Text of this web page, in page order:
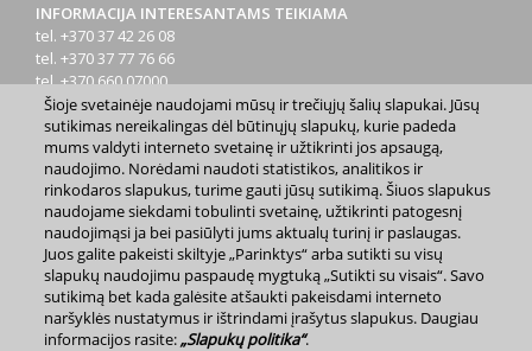
INFORMACIJA INTERESANTAMS TEIKIAMA
tel. +370 37 42 26 08
tel. +370 37 77 76 66
tel. +370 660 07000
el. p.info@kaunas.lt
2023 m. Kauno miesto savivaldybė. Kopijuoti ir platinti
www.kaunas.lt skelbiamą informaciją be autorių sutikimo draudžiama.
Svetainės žemėlapis »
Šioje svetainėje naudojami mūsų ir trečiųjų šalių slapukai. Jūsų
sutikimas nereikalingas dėl būtinųjų slapukų, kurie padeda
mums valdyti interneto svetainę ir užtikrinti jos apsaugą,
naudojimo. Norėdami naudoti statistikos, analitikos ir
rinkodaros slapukus, turime gauti jūsų sutikimą. Šiuos slapukus
naudojame siekdami tobulinti svetainę, užtikrinti patogesnį
naudojimąsi ja bei pasiūlyti jums aktualų turinį ir paslaugas.
Juos galite pakeisti skiltyje „Parinktys“ arba sutikti su visų
slapukų naudojimu paspaudę mygtuką „Sutikti su visais“. Savo
sutikimą bet kada galėsite atšaukti pakeisdami interneto
naršyklės nustatymus ir ištrindami įrašytus slapukus. Daugiau
informacijos rasite:„Slapukų politika“.